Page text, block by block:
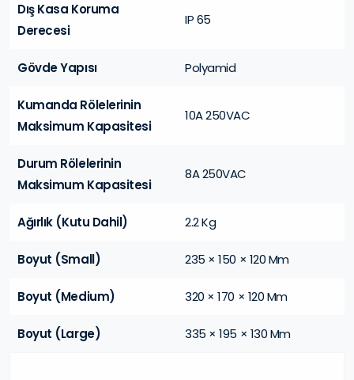
Dış Kasa Koruma
Derecesi
IP 65
Gövde Yapısı Polyamid
Kumanda Rölelerinin
Maksimum Kapasitesi
10A 250VAC
Durum Rölelerinin
Maksimum Kapasitesi
8A 250VAC
Ağırlık (Kutu Dahil) 2.2 Kg
Boyut (Small) 235 × 150 × 120 Mm
Boyut (Medium) 320 × 170 × 120 Mm
Boyut (Large) 335 × 195 × 130 Mm